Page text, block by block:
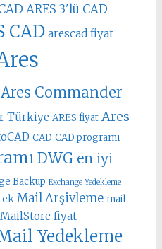
ARES 3'lü CAD
CAD arescad fiyat
Ares Commander
Türkiye ARES fiyat Ares
CAD CAD programı
DWG en iyi
Backup Exchange Yedekleme
Mail Arşivleme mail
MailStore fiyat
Yedekleme